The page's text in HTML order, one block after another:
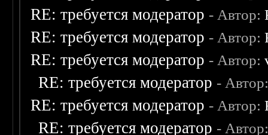
RE: требуется модератор - Автор:
RE: требуется модератор - Автор:
RE: требуется модератор - Автор:
RE: требуется модератор -
RE: требуется модератор - Автор:
RE: требуется модератор -